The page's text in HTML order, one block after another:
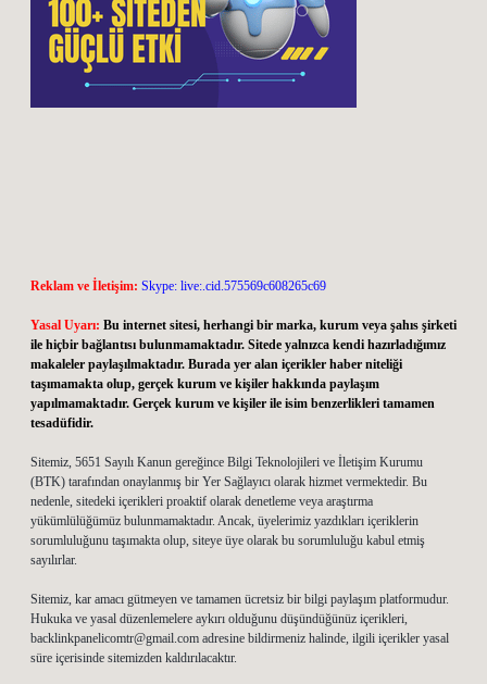
Reklam ve İletişim: Skype: live:.cid.575569c608265c69
Yasal Uyarı: Bu internet sitesi, herhangi bir marka, kurum veya şahıs şirketi
ile hiçbir bağlantısı bulunmamaktadır. Sitede yalnızca kendi hazırladığımız
makaleler paylaşılmaktadır. Burada yer alan içerikler haber niteliği
taşımamakta olup, gerçek kurum ve kişiler hakkında paylaşım
yapılmamaktadır. Gerçek kurum ve kişiler ile isim benzerlikleri tamamen
tesadüfidir.
Sitemiz, 5651 Sayılı Kanun gereğince Bilgi Teknolojileri ve İletişim Kurumu
(BTK) tarafından onaylanmış bir Yer Sağlayıcı olarak hizmet vermektedir. Bu
nedenle, sitedeki içerikleri proaktif olarak denetleme veya araştırma
yükümlülüğümüz bulunmamaktadır. Ancak, üyelerimiz yazdıkları içeriklerin
sorumluluğunu taşımakta olup, siteye üye olarak bu sorumluluğu kabul etmiş
sayılırlar.
Sitemiz, kar amacı gütmeyen ve tamamen ücretsiz bir bilgi paylaşım platformudur.
Hukuka ve yasal düzenlemelere aykırı olduğunu düşündüğünüz içerikleri,
backlinkpanelicomtr@gmail.com adresine bildirmeniz halinde, ilgili içerikler yasal
süre içerisinde sitemizden kaldırılacaktır.